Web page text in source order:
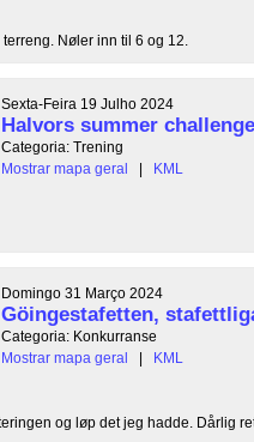
Nøler inn til 6 og 12.
Sexta-Feira 19 Julho 2024
Halvors summer
Categoria: Trening
Mostrar mapa geral
| KML
Domingo 31 Março 2024
Göingestafetten,
Categoria: Konkurranse
Mostrar mapa geral
| KML
og løp det jeg hadde. Dårlig